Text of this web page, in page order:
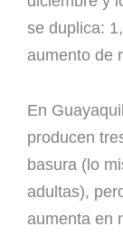
se duplica:
aumento de
En
producen
basura (lo
adultas),
aumenta en